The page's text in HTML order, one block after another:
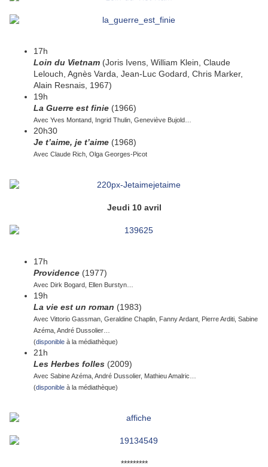
17h
Loin du Vietnam (Joris Ivens, William Klein, Claude
Lelouch, Agnès Varda, Jean-Luc Godard, Chris Marker,
Alain Resnais, 1967)
19h
La Guerre est finie (1966)
Avec Yves Montand, Ingrid Thulin, Geneviève Bujold…
20h30
Je t’aime, je t’aime (1968)
Avec Claude Rich, Olga Georges-Picot
Jeudi 10 avril
17h
Providence (1977)
Avec Dirk Bogard, Ellen Burstyn…
19h
La vie est un roman (1983)
Avec Vittorio Gassman, Geraldine Chaplin, Fanny Ardant, Pierre Arditi, Sabine
Azéma, André Dussolier…
(disponible à la médiathèque)
21h
Les Herbes folles (2009)
Avec Sabine Azéma, André Dussolier, Mathieu Amalric…
(disponible à la médiathèque)
*********